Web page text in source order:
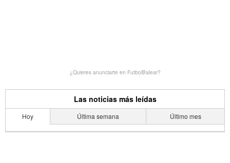
¿Quieres anunciarte en FutbolBalear?
Las noticias más leídas
Hoy Última semana Último mes